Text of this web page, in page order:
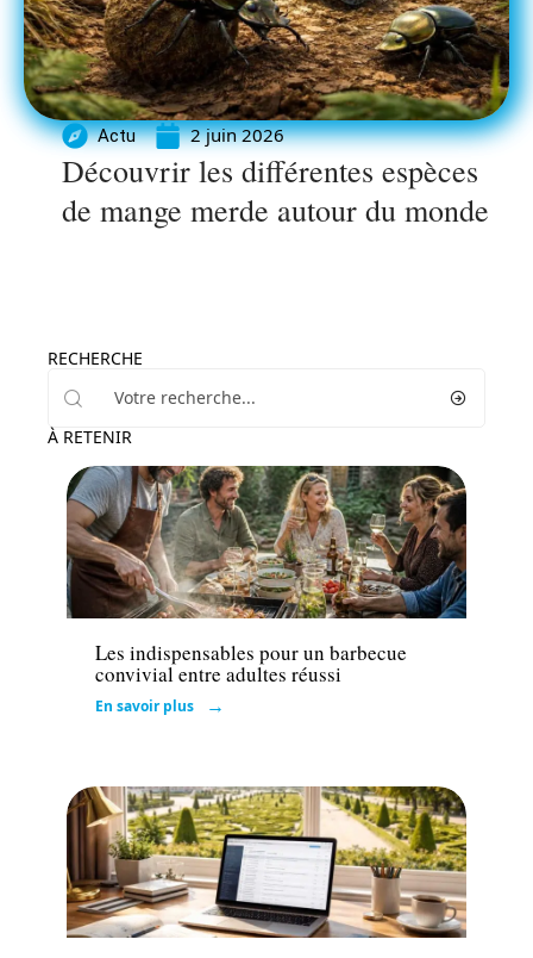
Actu 2 juin 2026
Découvrir les différentes espèces
de mange merde autour du monde
RECHERCHE
À RETENIR
Loisirs
Les indispensables pour un barbecue
convivial entre adultes réussi
En savoir plus
Actu